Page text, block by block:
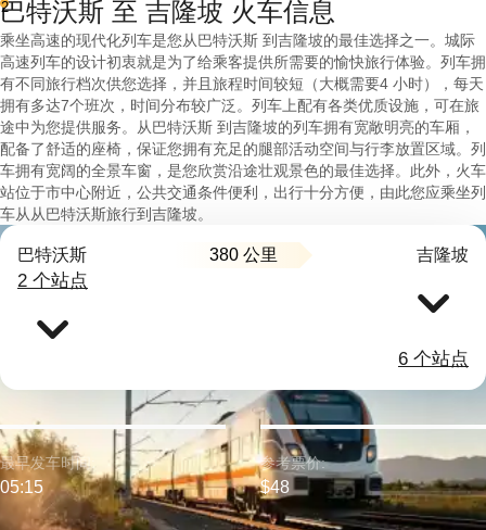
2
巴特沃斯 至 吉隆坡 火车信息
乘坐高速的现代化列车是您从巴特沃斯 到吉隆坡的最佳选择之一。城际
高速列车的设计初衷就是为了给乘客提供所需要的愉快旅行体验。列车拥
有不同旅行档次供您选择，并且旅程时间较短（大概需要4 小时），每天
拥有多达7个班次，时间分布较广泛。列车上配有各类优质设施，可在旅
途中为您提供服务。从巴特沃斯 到吉隆坡的列车拥有宽敞明亮的车厢，
配备了舒适的座椅，保证您拥有充足的腿部活动空间与行李放置区域。列
车拥有宽阔的全景车窗，是您欣赏沿途壮观景色的最佳选择。此外，火车
站位于市中心附近，公共交通条件便利，出行十分方便，由此您应乘坐列
车从从巴特沃斯旅行到吉隆坡。
巴特沃斯 380 公里 吉隆坡
2 个站点
6 个站点
最早发车时间:
05:15
参考票价:
$48